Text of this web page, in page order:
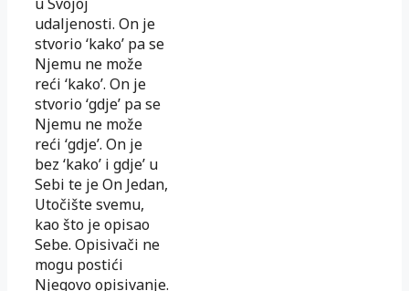
u Svojoj
udaljenosti. On je
stvorio ‘kako’ pa se
Njemu ne može
reći ‘kako’. On je
stvorio ‘gdje’ pa se
Njemu ne može
reći ‘gdje’. On je
bez ‘kako’ i gdje’ u
Sebi te je On Jedan,
Utočište svemu,
kao što je opisao
Sebe. Opisivači ne
mogu postići
Njegovo opisivanje.